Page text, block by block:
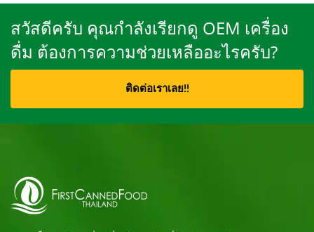
สวัสดีครับ คุณกำลังเรียกดู OEM เครื่อง
ดื่ม ต้องการความช่วยเหลืออะไรครับ?
ติดต่อเราเลย!!